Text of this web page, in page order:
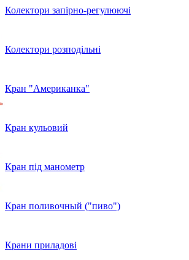
Колектори запірно-регулюючі
Колектори розподільні
Кран "Американка"
Кран кульовий
Кран під манометр
Кран поливочный ("пиво")
Крани приладові